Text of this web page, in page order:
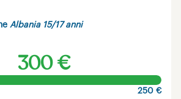
Albania 15/17 anni
300 €
250 €